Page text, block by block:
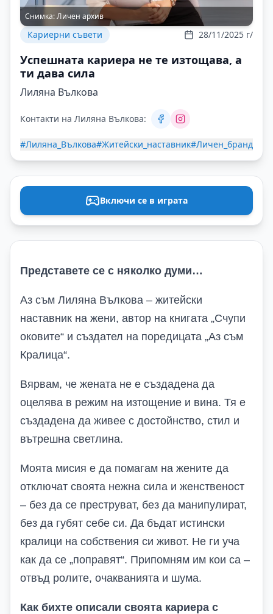
Снимка:Личен архив
Кариерни съвети 28/11/2025 г/
Успешната кариера не те изтощава, а
ти дава сила
Лиляна Вълкова
Контакти на Лиляна Вълкова:
#Лиляна_Вълкова#Житейски_наставник#Личен_бранд
Включи се в играта
Представете се с няколко думи…
Аз съм Лиляна Вълкова – житейски
наставник на жени, автор на книгата „Счупи
оковите“ и създател на поредицата „Аз съм
Кралица“.
Вярвам, че жената не е създадена да
оцелява в режим на изтощение и вина. Тя е
създадена да живее с достойнство, стил и
вътрешна светлина.
Моята мисия е да помагам на жените да
отключат своята нежна сила и женственост
– без да се преструват, без да манипулират,
без да губят себе си. Да бъдат истински
кралици на собствения си живот. Не ги уча
как да се „поправят“. Припомням им кои са –
отвъд ролите, очакванията и шума.
Как бихте описали своята кариера с